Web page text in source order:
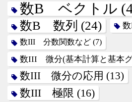
数B ベクトル
数B 数列 (24)
数III 分数関数など (7)
数III 微分(基本計算と基本
数III 微分の応用 (13)
数III 極限 (16)